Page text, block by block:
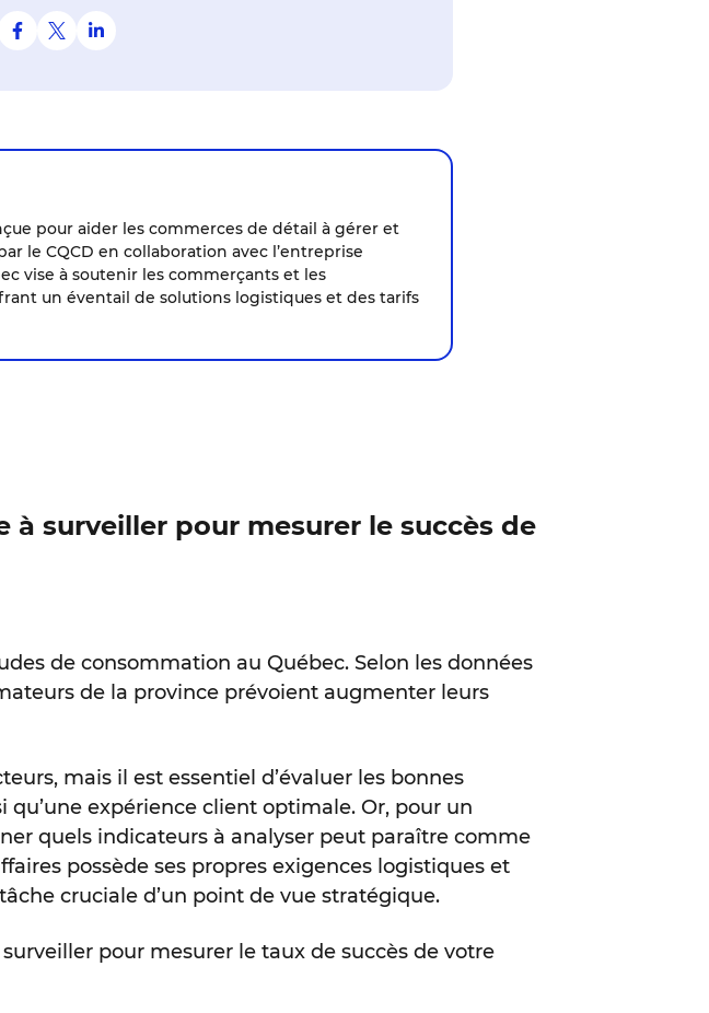
pour aider les commerces de détail à gérer et
le CQCD en collaboration avec l’entreprise
vise à soutenir les commerçants et les
un éventail de solutions logistiques et des tarifs
surveiller pour mesurer le succès de
de consommation au Québec. Selon les données
de la province prévoient augmenter leurs
mais il est essentiel d’évaluer les bonnes
expérience client optimale. Or, pour un
quels indicateurs à analyser peut paraître comme
possède ses propres exigences logistiques et
cruciale d’un point de vue stratégique.
pour mesurer le taux de succès de votre